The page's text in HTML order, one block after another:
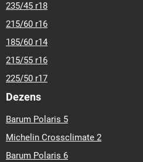
235/45 r18
215/60 r16
185/60 r14
215/55 r16
225/50 r17
Dezens
Barum Polaris 5
Michelin Crossclimate 2
Barum Polaris 6